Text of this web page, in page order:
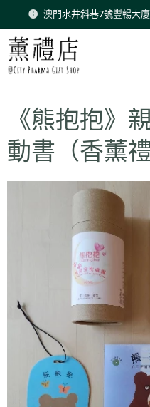
澳門水井斜巷7號豐暢大
《熊抱抱》
動書（香薰禮